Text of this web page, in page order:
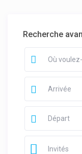
Recherche
Invités